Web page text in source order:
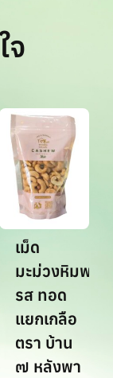
จ
เม็ด
มะม่วงหิมพา
รส ทอด
แยกเกลือ
ตรา บ้าน
๗ หลังพา